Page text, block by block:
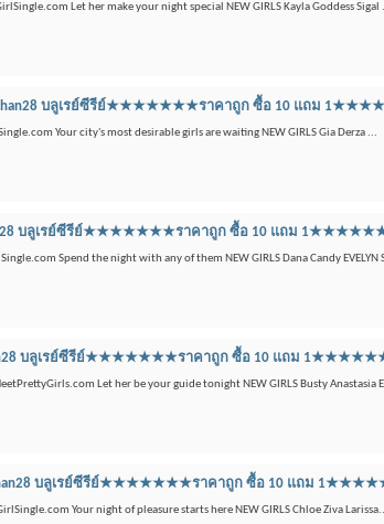
Let her make your night special NEW GIRLS Kayla Goddess Sigal
บลูเรย์ซีรีย์★★★★★★★ราคาถูก ซื้อ 10 แถม
Your city's most desirable girls are waiting NEW GIRLS Gia Derza ...
บลูเรย์ซีรีย์★★★★★★★ราคาถูก ซื้อ 10 แถม
Spend the night with any of them NEW GIRLS Dana Candy EVELYN
บลูเรย์ซีรีย์★★★★★★★ราคาถูก ซื้อ 10 แถม
Let her be your guide tonight NEW GIRLS Busty Anastasia
บลูเรย์ซีรีย์★★★★★★★ราคาถูก ซื้อ 10 แถม
Your night of pleasure starts here NEW GIRLS Chloe Ziva